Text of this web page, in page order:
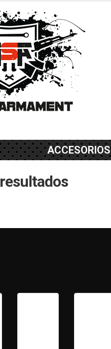
ACCESORIOS